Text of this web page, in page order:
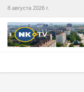
8 августа 2026 г.